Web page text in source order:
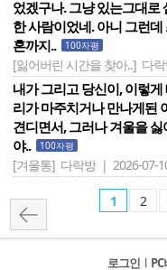
었겠구나. 그냥 있는그대로
한 사람이었네. 아니 그런
혼까지..
100자평
[잃어버린 시간을 찾아..] 다
내가 그리고 당신이, 이렇
리가 마주치거나 만나게된
견디면서, 그러나 겨울을
야..
100자평
[겨울통] 다락방 | 2026-07-
1 2
로그인 l